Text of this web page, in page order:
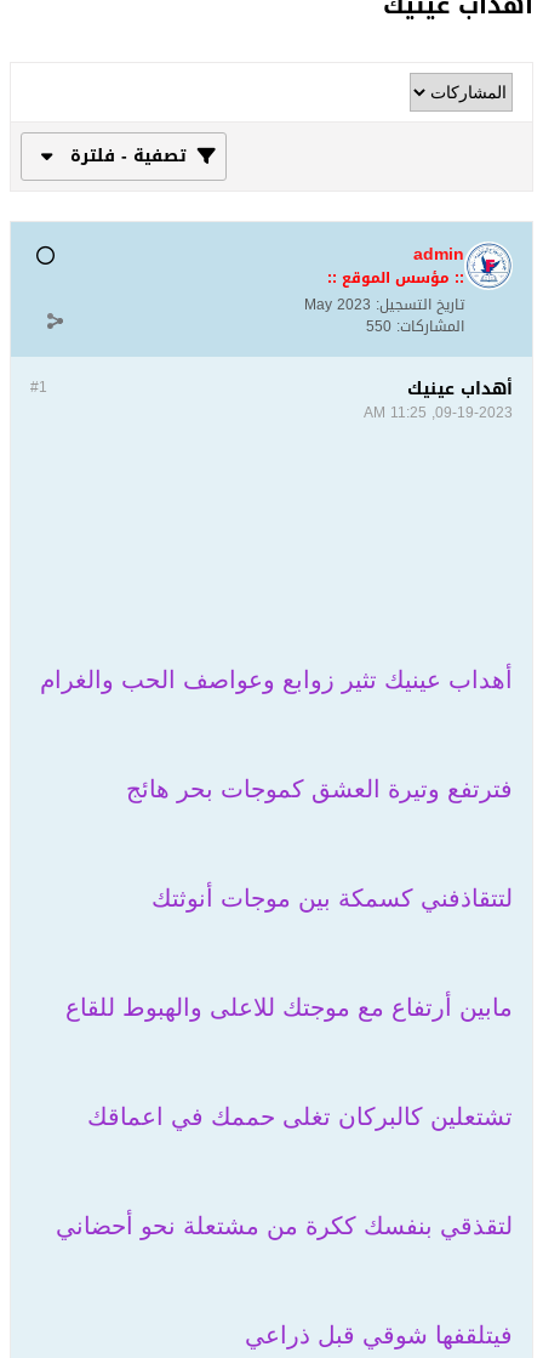
تصفية - فلترة
admin
:: مؤسس الموقع ::
تاريخ التسجيل: May 2023
المشاركات: 550
#1 أهداب عينيك
09-19-2023, 11:25 AM
أهداب عينيك تثير زوابع وعواصف الحب والغرام
فترتفع وتيرة العشق كموجات بحر هائج
لتتقاذفني كسمكة بين موجات أنوثتك
مابين أرتفاع مع موجتك للاعلى والهبوط للقاع
تشتعلين كالبركان تغلى حممك في اعماقك
لتقذقي بنفسك ككرة من مشتعلة نحو أحضاني
فيتلقفها شوقي قبل ذراعي